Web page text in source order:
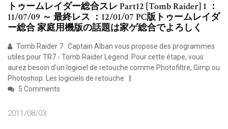
トゥームレイダー総合スレ Part12 [Tomb Raider] 1 ：
11/07/09 ～ 最終レス ：12/01/07 PC版トゥームレイダ
ー総合 家庭用機版の話題は家ゲ総合でよろしく
Tomb Raider 7 : Captain Alban vous propose des programmes
utiles pour TR7 - Tomb Raider Legend. Pour cette étape, vous
aurez besoin d'un logiciel de retouche comme Photofiltre, Gimp ou
Photoshop. Les logiciels de retouche
5 Comments
2011/08/03